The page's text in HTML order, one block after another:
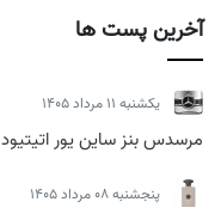
آخرین پست ها
يكشنبه 11 مرداد 1405
مرسدس بنز ساین یور اتیتیود
پنجشنبه 08 مرداد 1405